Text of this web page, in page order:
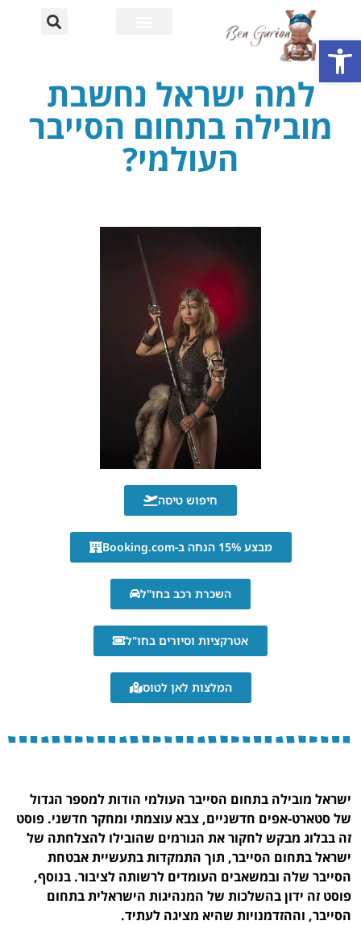
למה ישראל נחשבת
מובילה בתחום הסייבר
העולמי?
חיפוש טיסה
מבצע 15% הנחה ב-Booking.com
השכרת רכב בחו"ל
אטרקציות וסיורים בחו"ל
המלצות לאן לטוס
ישראל מובילה בתחום הסייבר העולמי הודות למספר הגדול
של סטארט-אפים חדשניים, צבא עוצמתי ומחקר חדשני. פוסט
זה בבלוג מבקש לחקור את הגורמים שהובילו להצלחתה של
ישראל בתחום הסייבר, תוך התמקדות בתעשיית אבטחת
הסייבר שלה ובמשאבים העומדים לרשותה לציבור. בנוסף,
פוסט זה ידון בהשלכות של המנהיגות הישראלית בתחום
הסייבר, וההזדמנויות שהיא מציגה לעתיד.
פתח סרגל נגישות